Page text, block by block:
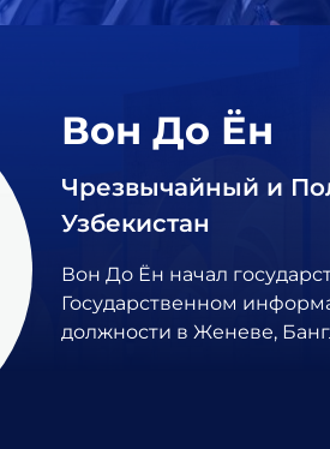
Вон До Ён
Чрезвычайный и
Узбекистан
Вон До Ён начал
Государственном
должности в Женеве,